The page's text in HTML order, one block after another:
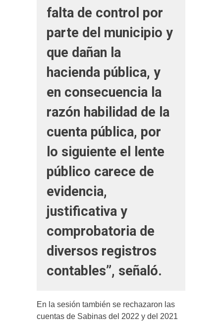
falta de control por
parte del municipio y
que dañan la
hacienda pública, y
en consecuencia la
razón habilidad de la
cuenta pública, por
lo siguiente el lente
público carece de
evidencia,
justificativa y
comprobatoria de
diversos registros
contables”, señaló.
En la sesión también se rechazaron las
cuentas de Sabinas del 2022 y del 2021